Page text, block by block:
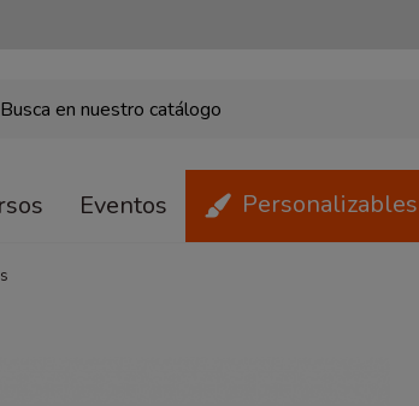
Eventos Personalizables